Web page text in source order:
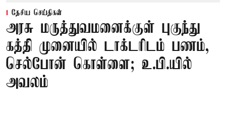
தேசிய செய்திகள்
அரசு மருத்துவமனைக்குள் புகுந்து
கத்தி முனையில் டாக்டரிடம் பணம்,
செல்போன் கொள்ளை; உ.பி.யில்
அவலம்